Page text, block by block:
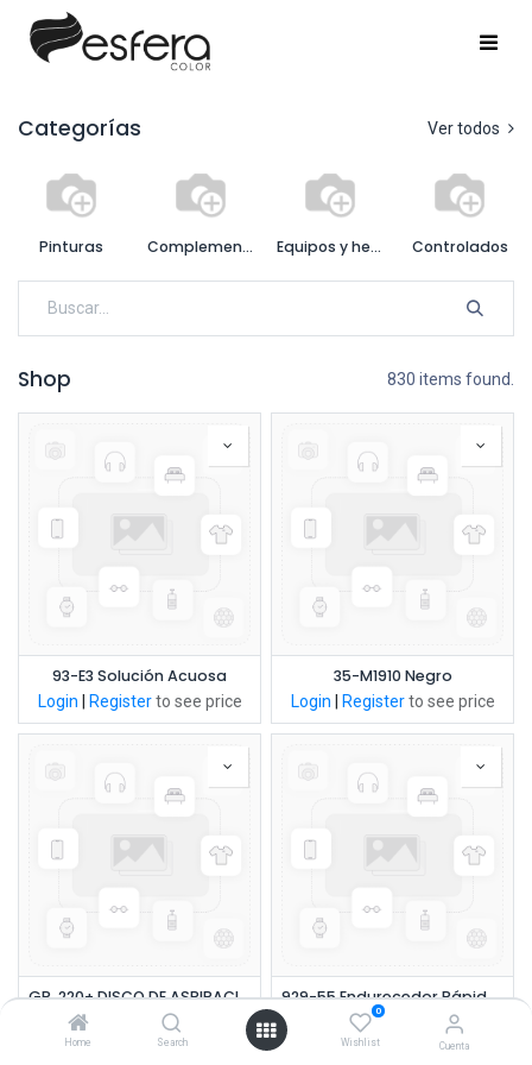
Home Search
0
Wishlist Cuenta
Categorías Ver todos
Pinturas Complementarios Equipos y herramientas Controlados
Shop 830 items found.
93-E3 Solución Acuosa
Login Register to see price
35-M1910 Negro
Login Register to see price
GR. 220+ DISCO DE ASPIRACIÓN LIMPIA HOOKIT 6 CUBITRON II
Login| to see price
929-55 Endurecedor Rápido Primer HS - 2.5 Lt
Register to see price